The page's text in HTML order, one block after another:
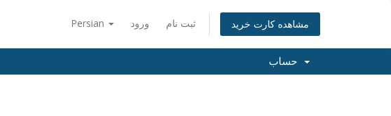
Persian ورود ثبت نام مشاهده کارت خرید